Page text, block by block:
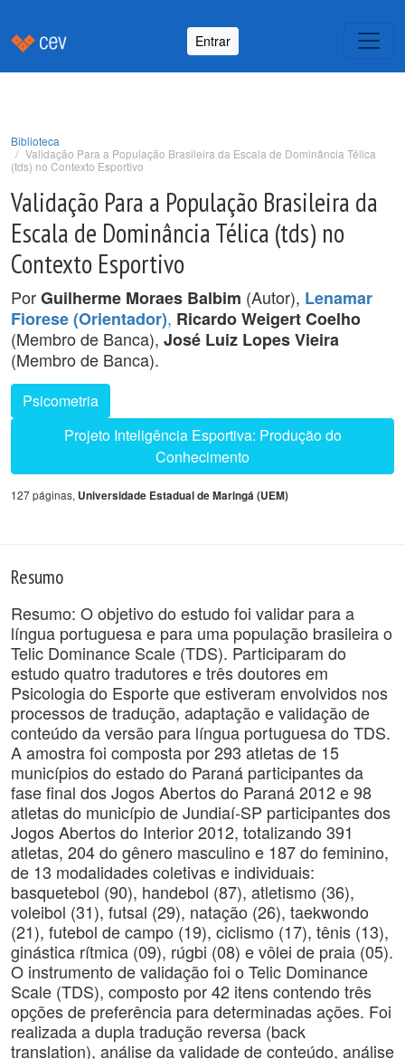
Entrar
Biblioteca
Validação Para a População Brasileira da Escala de Dominância Télica
(tds) no Contexto Esportivo
Validação Para a População Brasileira da
Escala de Dominância Télica (tds) no
Contexto Esportivo
PorGuilherme Moraes Balbim (Autor), Lenamar
Fiorese (Orientador), Ricardo Weigert Coelho
(Membro de Banca), José Luiz Lopes Vieira
(Membro de Banca).
Psicometria
Projeto Inteligência Esportiva: Produção do
Conhecimento
127 páginas, Universidade Estadual de Maringá (UEM)
Resumo
Resumo: O objetivo do estudo foi validar para a
língua portuguesa e para uma população brasileira o
Telic Dominance Scale (TDS). Participaram do
estudo quatro tradutores e três doutores em
Psicologia do Esporte que estiveram envolvidos nos
processos de tradução, adaptação e validação de
conteúdo da versão para língua portuguesa do TDS.
A amostra foi composta por 293 atletas de 15
municípios do estado do Paraná participantes da
fase final dos Jogos Abertos do Paraná 2012 e 98
atletas do município de Jundiaí-SP participantes dos
Jogos Abertos do Interior 2012, totalizando 391
atletas, 204 do gênero masculino e 187 do feminino,
de 13 modalidades coletivas e individuais:
basquetebol (90), handebol (87), atletismo (36),
voleibol (31), futsal (29), natação (26), taekwondo
(21), futebol de campo (19), ciclismo (17), tênis (13),
ginástica rítmica (09), rúgbi (08) e vôlei de praia (05).
O instrumento de validação foi o Telic Dominance
Scale (TDS), composto por 42 itens contendo três
opções de preferência para determinadas ações. Foi
realizada a dupla tradução reversa (back
translation), análise da validade de conteúdo, análise